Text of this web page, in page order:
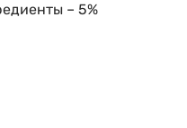
– 5%